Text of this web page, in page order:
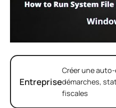
Entreprise
Créer une
démarches,
fiscales